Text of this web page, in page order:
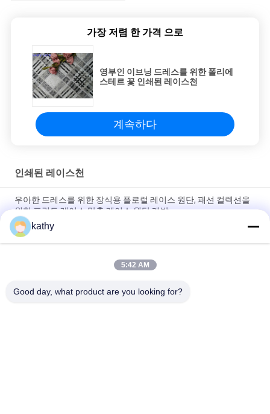
가장 저렴 한 가격 으로
영부인 이브닝 드레스를 위한 폴리에
스테르 꽃 인쇄된 레이스천
계속하다
인쇄된 레이스천
우아한 드레스를 위한 장식용 플로럴 레이스 원단, 패션 컬렉션을
위한 프린트 레이스 맞춤 레이스 원단 개발
Color Printed Lace Design Factory Fabric Customized for
Elegant Leafy Party Fabric
Leafy Luxary Beauty Design Printed Lace Design Factory
kathy
5:42 AM
Good day, what product are you looking for?